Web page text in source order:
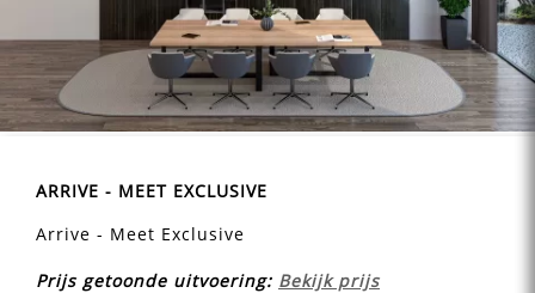
ARRIVE - MEET EXCLUSIVE
Arrive - Meet Exclusive
Prijs getoonde uitvoering: Bekijk prijs